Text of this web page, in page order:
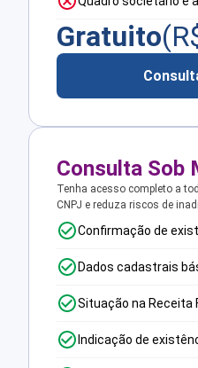
Gratuito
Consulta Sob
Tenha acesso completo a
CNPJ e reduza riscos de
Confirmação de
Dados cadastrais
Situação na Receita
Indicação de